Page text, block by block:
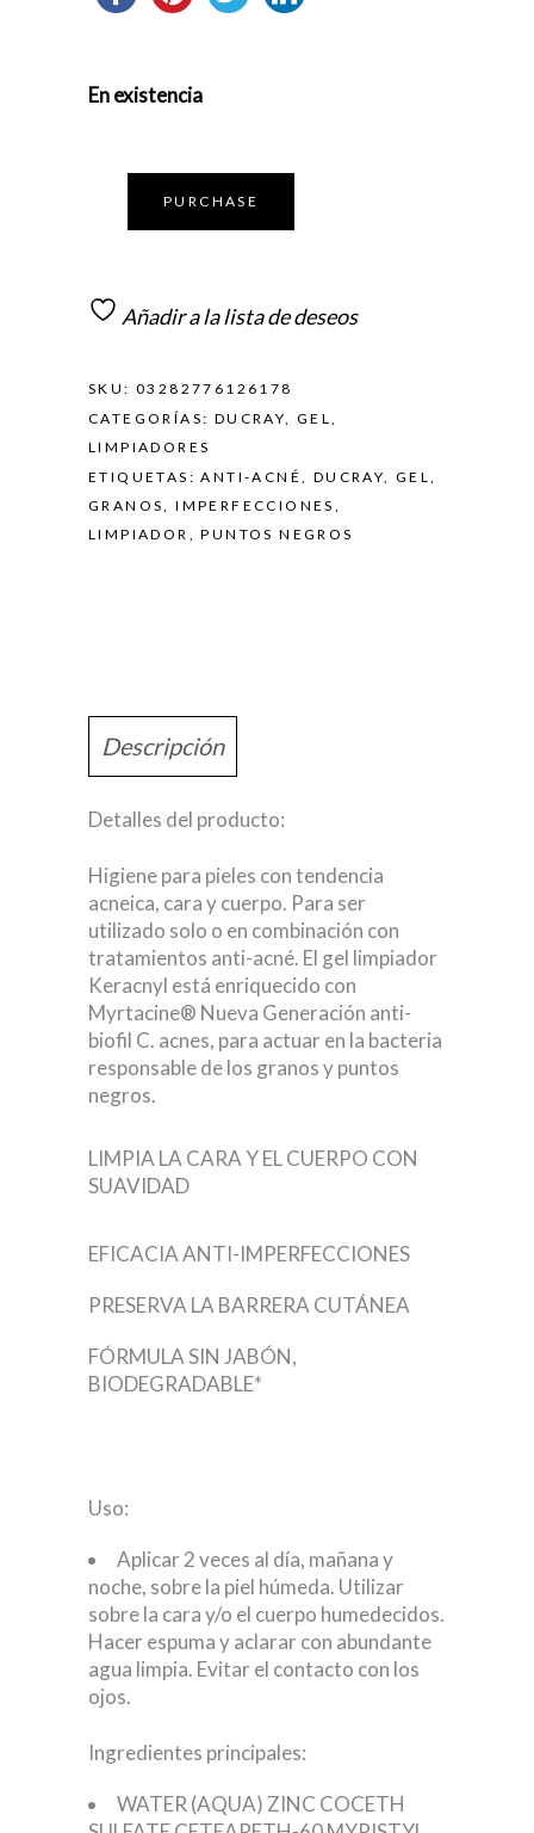
En existencia
PURCHASE
Añadir a la lista de deseos
SKU: 03282776126178
CATEGORÍAS: DUCRAY,GEL,
LIMPIADORES
ETIQUETAS:ANTI-ACNÉ, DUCRAY,GEL,
GRANOS,IMPERFECCIONES ,
LIMPIADOR ,PUNTOS NEGROS
Descripción
Detalles del producto:
Higiene para pieles con tendencia
acneica, cara y cuerpo. Para ser
utilizado solo o en combinación con
tratamientos anti-acné. El gel limpiador
Keracnyl está enriquecido con
Myrtacine® Nueva Generación anti-
biofil C. acnes, para actuar en la bacteria
responsable de los granos y puntos
negros.
LIMPIA LA CARA Y EL CUERPO CON
SUAVIDAD
EFICACIA ANTI-IMPERFECCIONES
PRESERVA LA BARRERA CUTÁNEA
FÓRMULA SIN JABÓN,
BIODEGRADABLE*
Uso:
Aplicar 2 veces al día, mañana y
noche, sobre la piel húmeda. Utilizar
sobre la cara y/o el cuerpo humedecidos.
Hacer espuma y aclarar con abundante
agua limpia. Evitar el contacto con los
ojos.
Ingredientes principales:
WATER (AQUA) ZINC COCETH